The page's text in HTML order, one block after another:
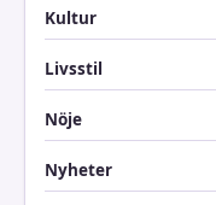
Kultur
Livsstil
Nöje
Nyheter